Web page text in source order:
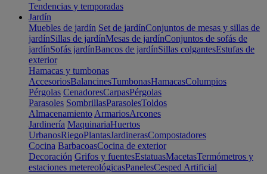
Tendencias y temporadas
Jardín
Muebles de jardín Set de jardínConjuntos de mesas y sillas de
jardínSillas de jardínMesas de jardínConjuntos de sofás de
jardínSofás jardínBancos de jardínSillas colgantesEstufas de
exterior
Hamacas y tumbonas
AccesoriosBalancinesTumbonasHamacasColumpios
Pérgolas CenadoresCarpasPérgolas
Parasoles SombrillasParasolesToldos
Almacenamiento ArmariosArcones
Jardinería MaquinariaHuertos
UrbanosRiegoPlantasJardinerasCompostadores
Cocina BarbacoasCocina de exterior
Decoración Grifos y fuentesEstatuasMacetasTermómetros y
estaciones metereológicasPanelesCesped Artificial